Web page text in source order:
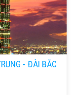
- ĐÀI BẮC